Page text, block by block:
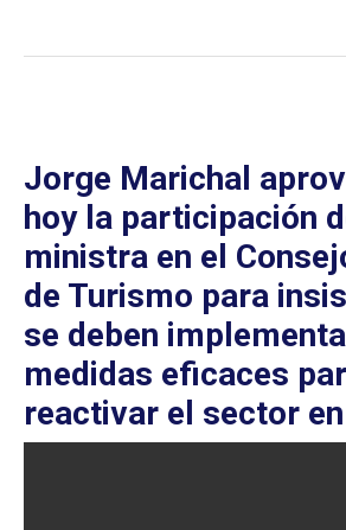
Jorge Marichal
hoy la participación
ministra en el
de Turismo para
se deben
medidas eficaces
reactivar el sector